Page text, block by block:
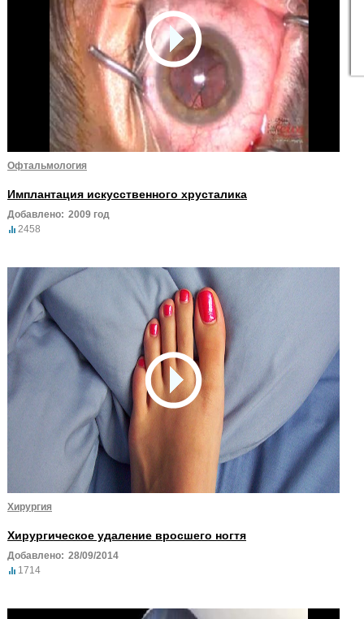
Офтальмология
Имплантация искусственного хрусталика
Добавлено: 2009 год
2458
Хирургия
Хирургическое удаление вросшего ногтя
Добавлено: 28/09/2014
1714